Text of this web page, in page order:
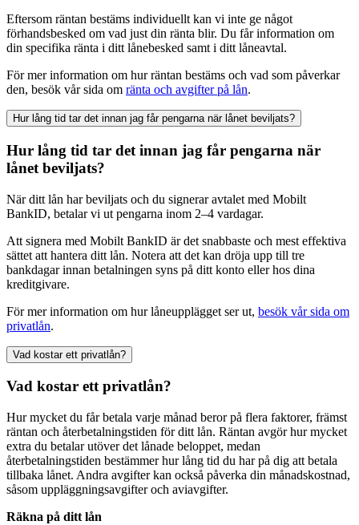
Eftersom räntan bestäms individuellt kan vi inte ge något
förhandsbesked om vad just din ränta blir. Du får information om
din specifika ränta i ditt lånebesked samt i ditt låneavtal.
För mer information om hur räntan bestäms och vad som påverkar
den, besök vår sida om ränta och avgifter på lån.
Hur lång tid tar det innan jag får pengarna när lånet beviljats?
Hur lång tid tar det innan jag får pengarna när
lånet beviljats?
När ditt lån har beviljats och du signerar avtalet med Mobilt
BankID, betalar vi ut pengarna inom 2–4 vardagar.
Att signera med Mobilt BankID är det snabbaste och mest effektiva
sättet att hantera ditt lån. Notera att det kan dröja upp till tre
bankdagar innan betalningen syns på ditt konto eller hos dina
kreditgivare.
För mer information om hur låneupplägget ser ut, besök vår sida om
privatlån.
Vad kostar ett privatlån?
Vad kostar ett privatlån?
Hur mycket du får betala varje månad beror på flera faktorer, främst
räntan och återbetalningstiden för ditt lån. Räntan avgör hur mycket
extra du betalar utöver det lånade beloppet, medan
återbetalningstiden bestämmer hur lång tid du har på dig att betala
tillbaka lånet. Andra avgifter kan också påverka din månadskostnad,
såsom uppläggningsavgifter och aviavgifter.
Räkna på ditt lån